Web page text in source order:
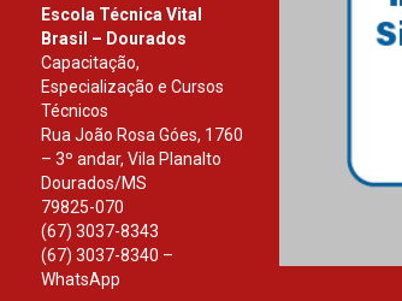
Escola Técnica Vital
Brasil – Dourados
Capacitação,
Especialização e Cursos
Técnicos
Rua João Rosa Góes, 1760
– 3º andar, Vila Planalto
Dourados/MS
79825-070
(67) 3037-8343
(67) 3037-8340 –
WhatsApp